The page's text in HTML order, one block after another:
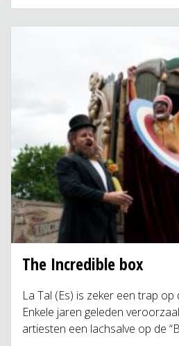
The Incredible box
La Tal (Es) is zeker een trap
Enkele jaren geleden
artiesten een lachsalve op de